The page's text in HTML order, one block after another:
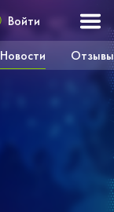
Новости Отзывы
Войти